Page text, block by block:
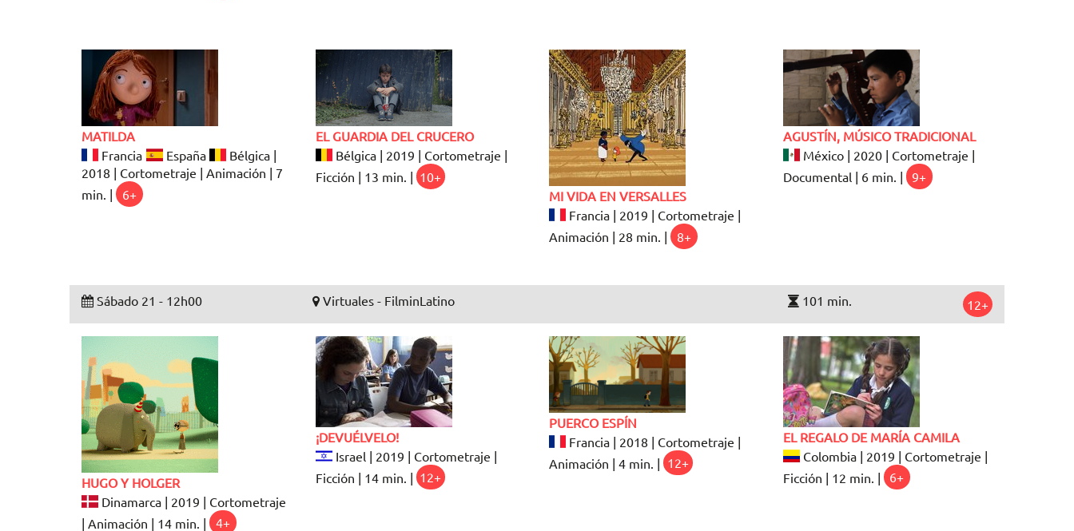
MATILDA
Francia
España
Bélgica |
2018 | Cortometraje | Animación | 7
min. |
6+
EL GUARDIA DEL CRUCERO
Bélgica | 2019 | Cortometraje |
Ficción | 13 min. | 10+
MI VIDA EN VERSALLES
Francia | 2019 | Cortometraje |
Animación | 28 min. |
8+
AGUSTÍN, MÚSICO TRADICIONAL
México | 2020 | Cortometraje |
Documental | 6 min. |
9+
Sábado 21 - 12h00 Virtuales - FilminLatino 101 min. 12+
HUGO Y HOLGER
Dinamarca | 2019 | Cortometraje
| Animación | 14 min. |
4+
¡DEVUÉLVELO!
Israel | 2019 | Cortometraje |
Ficción | 14 min. | 12+
PUERCO ESPÍN
Francia | 2018 | Cortometraje |
Animación | 4 min. | 12+
EL REGALO DE MARÍA CAMILA
Colombia | 2019 | Cortometraje |
Ficción | 12 min. |
6+